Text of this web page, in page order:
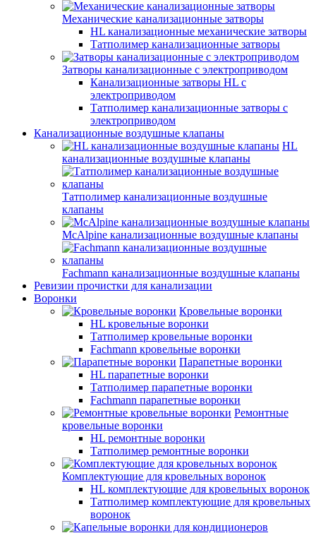
Механические канализационные затворы
HL канализационные механические затворы
Татполимер канализационные затворы
Затворы канализационные с электроприводом
Канализационные затворы HL с
электроприводом
Татполимер канализационные затворы с
электроприводом
Канализационные воздушные клапаны
HL
канализационные воздушные клапаны
Татполимер канализационные воздушные
клапаны
McAlpine канализационные воздушные клапаны
Fachmann канализационные воздушные клапаны
Ревизии прочистки для канализации
Воронки
Кровельные воронки
HL кровельные воронки
Татполимер кровельные воронки
Fachmann кровельные воронки
Парапетные воронки
HL парапетные воронки
Татполимер парапетные воронки
Fachmann парапетные воронки
Ремонтные
кровельные воронки
HL ремонтные воронки
Татполимер ремонтные воронки
Комплектующие для кровельных воронок
HL комплектующие для кровельных воронок
Татполимер комплектующие для кровельных
воронок